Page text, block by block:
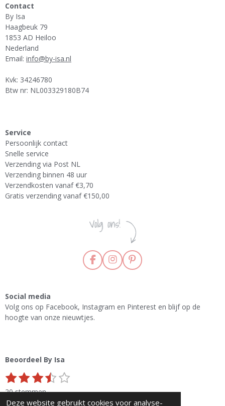
Deze website gebruikt cookies voor analyse-
Contact
By Isa
Haagbeuk 79
1853 AD Heiloo
Nederland
Email: info@by-isa.nl
Kvk: 34246780
Btw nr: NL003329180B74
Service
Persoonlijk contact
Snelle service
Verzending via Post NL
Verzending binnen 48 uur
Verzendkosten vanaf €3,70
Gratis verzending vanaf €150,00
F
a
o
o
I
n
g
P
i
r
Social media
Volg ons op Facebook, Instagram en Pinterest en blijf op de
hoogte van onze nieuwtjes.
Beoordeel By Isa
R
a
1
s
t
2
s
t
3
s
t
4
s
t
5
s
t
S
e
20 stemmen
© 2021 - 2026 By Isa